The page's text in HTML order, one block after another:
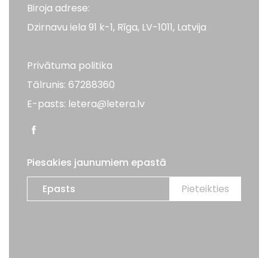
Biroja adrese:
Dzirnavu iela 91 k-1, Rīga, LV-1011, Latvija
Privātuma politika
Tālrunis: 67288360
E-pasts: letera@letera.lv
Piesakies jaunumiem epastā